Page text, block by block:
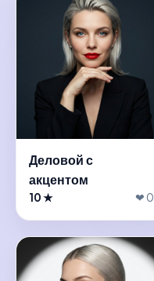
Деловой с
акцентом
10 ★ ❤ 0